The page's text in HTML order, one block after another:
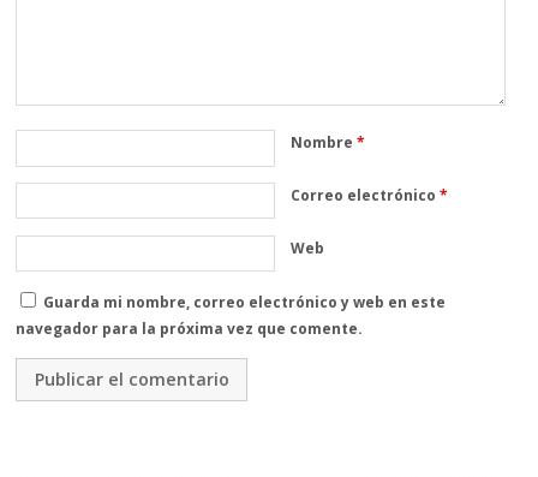
Nombre*
Correo electrónico*
Web
Guarda mi nombre, correo electrónico y web en este
navegador para la próxima vez que comente.